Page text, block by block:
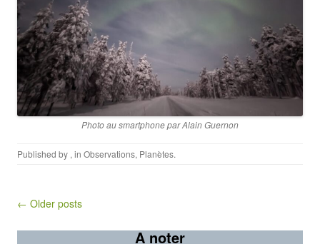
Photo au smartphone par Alain Guernon
Published by , in Observations, Planètes.
Post navigation
← Older posts
A noter